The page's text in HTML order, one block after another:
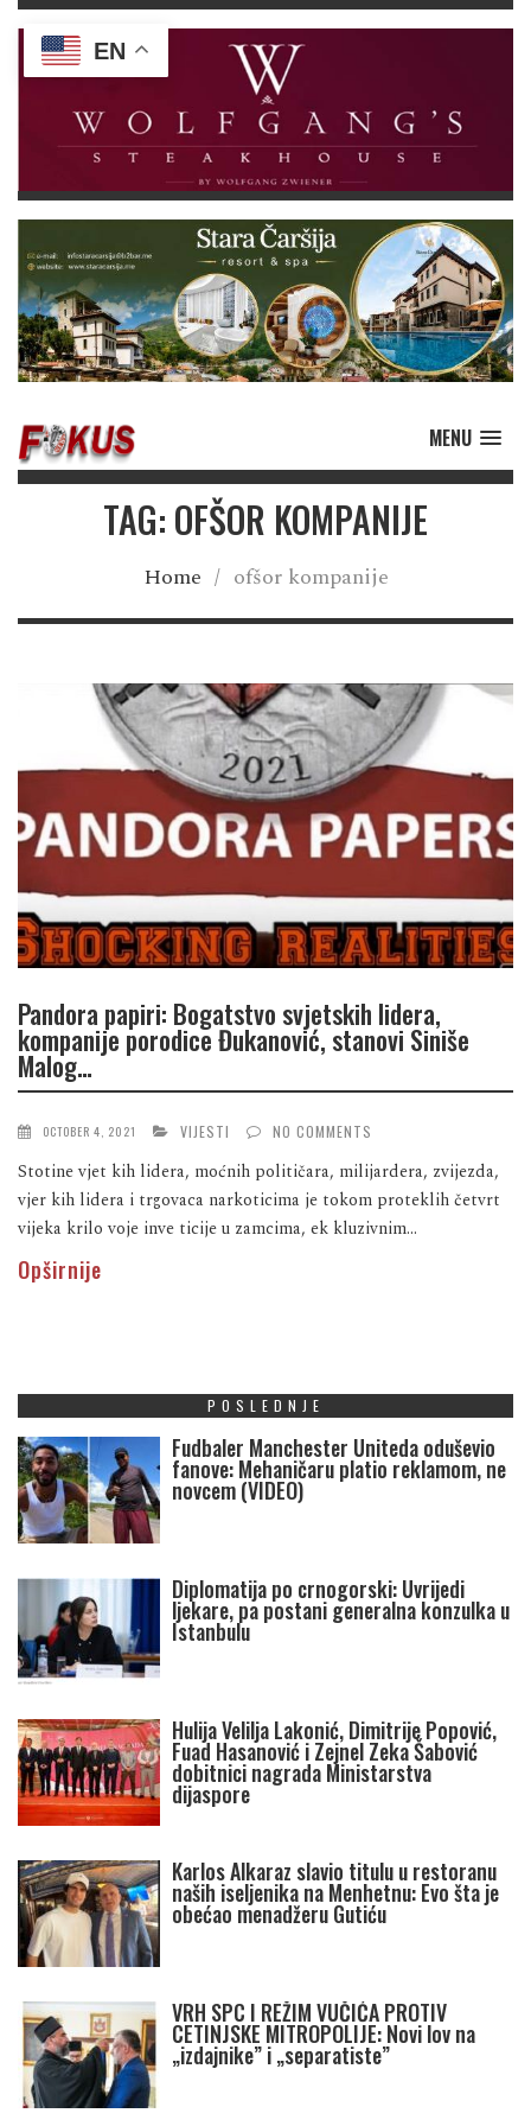
MENU
TAG: OFŠOR KOMPANIJE
Home / ofšor kompanije
Pandora papiri: Bogatstvo svjetskih lidera,
kompanije porodice Đukanović, stanovi Siniše
Malog…
OCTOBER 4, 2021 VIJESTI NO COMMENTS
Stotine vjet kih lidera, moćnih političara, milijardera, zvijezda,
vjer kih lidera i trgovaca narkoticima je tokom proteklih četvrt
vijeka krilo voje inve ticije u zamcima, ek kluzivnim...
Opširnije
POSLEDNJE
Fudbaler Manchester Uniteda oduševio
fanove: Mehaničaru platio reklamom, ne
novcem (VIDEO)
Diplomatija po crnogorski: Uvrijedi
ljekare, pa postani generalna konzulka u
Istanbulu
Hulija Velilja Lakonić, Dimitrije Popović,
Fuad Hasanović i Zejnel Zeka Šabović
dobitnici nagrada Ministarstva
dijaspore
Karlos Alkaraz slavio titulu u restoranu
naših iseljenika na Menhetnu: Evo šta je
obećao menadžeru Gutiću
VRH SPC I REŽIM VUČIĆA PROTIV
CETINJSKE MITROPOLIJE: Novi lov na
„izdajnike” i „separatiste”
EN